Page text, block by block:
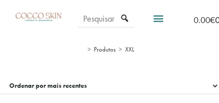
0.00€
> Produtos > XXL